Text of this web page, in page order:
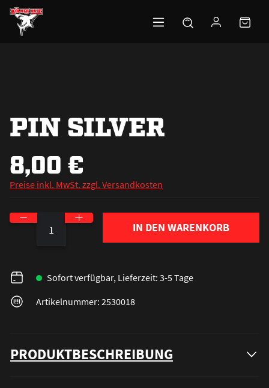
Zum Hauptinhalt springen
PIN SILVER
8,00 €
Preise inkl. MwSt. zzgl. Versandkosten
Produkt Anzahl: Gib den gewünschten Wert
IN DEN WARENKORB
Sofort verfügbar, Lieferzeit: 3-5 Tage
Artikelnummer: 2530018
PRODUKTBESCHREIBUNG